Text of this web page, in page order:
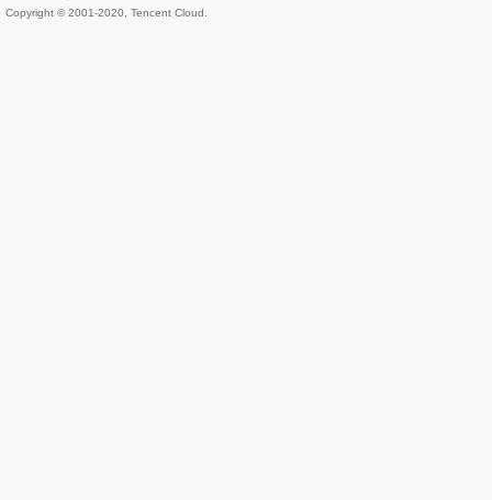
Copyright © 2001-2020, Tencent Cloud.